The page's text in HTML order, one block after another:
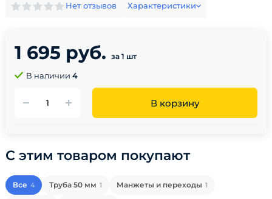
Нет отзывов Характеристики
1 695 руб. за 1 шт
В наличии 4
В корзину
С этим товаром покупают
Все 4 Труба 50 мм 1 Манжеты и переходы 1